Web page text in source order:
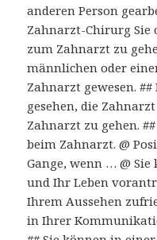
anderen Person
Zahnarzt-Chirurg Sie
zum Zahnarzt zu
männlichen oder
Zahnarzt gewesen.
gesehen, die
Zahnarzt zu gehen.
beim Zahnarzt. @
Gange, wenn … @
und Ihr Leben
Ihrem Aussehen
in Ihrer